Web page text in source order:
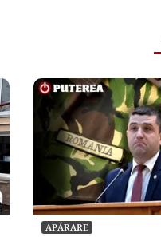
APĂRARE